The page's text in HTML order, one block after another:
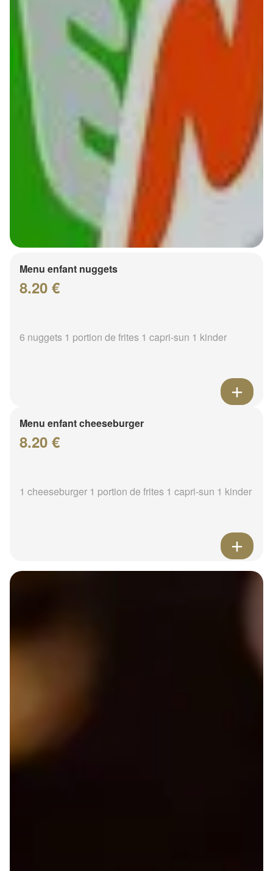
Menu enfant nuggets
8.20 €
6 nuggets 1 portion de frites 1 capri-sun 1 kinder
Menu enfant cheeseburger
8.20 €
1 cheeseburger 1 portion de frites 1 capri-sun 1 kinder